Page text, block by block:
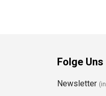
Folge Uns
Newsletter